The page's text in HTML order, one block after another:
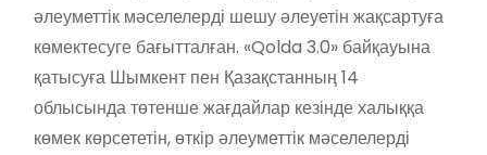
әлеуметтік мәселелерді шешу әлеуетін жақсартуға
көмектесуге бағытталған. «Qolda 3.0» байқауына
қатысуға Шымкент пен Қазақстанның 14
облысында төтенше жағдайлар кезінде халыққа
көмек көрсететін, өткір әлеуметтік мәселелерді